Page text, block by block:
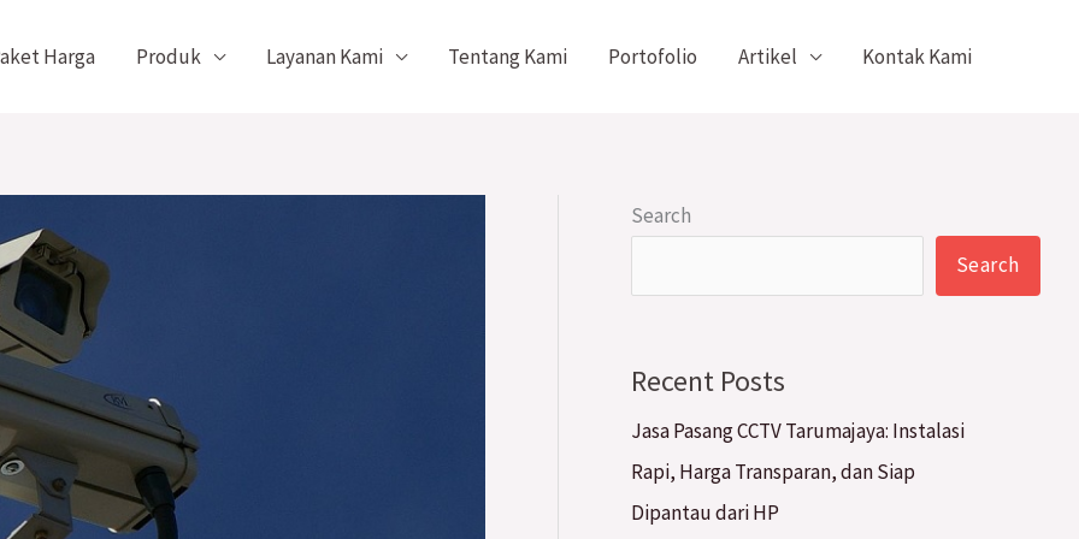
Harga Produk Layanan Kami Tentang Kami Portofolio Artikel Kontak Kami
Search
Search
Recent Posts
Jasa Pasang CCTV Tarumajaya: Instalasi
Rapi, Harga Transparan, dan Siap
Dipantau dari HP